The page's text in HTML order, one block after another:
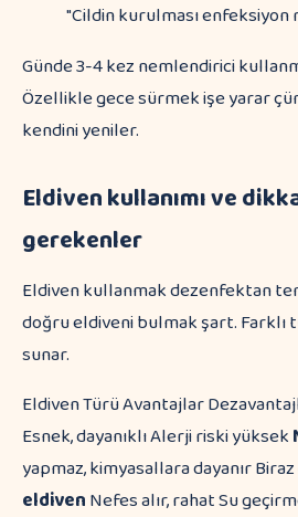
"Cildin kurulması enfeksiyon
Günde 3-4 kez nemlendirici
Özellikle gece sürmek işe yarar
kendini yeniler.
Eldiven kullanımı ve
gerekenler
Eldiven kullanmak dezenfektan
doğru eldiveni bulmak şart.
sunar.
Eldiven Türü Avantajlar
Esnek, dayanıklı Alerji riski yüksek
yapmaz, kimyasallara dayanır
eldivenNefes alır, rahat Su